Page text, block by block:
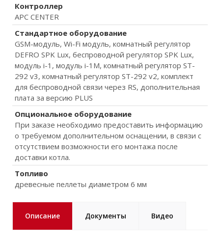
Контроллер
APC CENTER
Стандартное оборудование
GSM-модуль, Wi-Fi модуль, комнатный регулятор
DEFRO SPK Lux, беспроводной регулятор SPK Lux,
модуль i-1, модуль i-1M, комнатный регулятор ST-
292 v3, комнатный регулятор ST-292 v2, комплект
для беспроводной связи через RS, дополнительная
плата за версию PLUS
Опциональное оборудование
При заказе необходимо предоставить информацию
о требуемом дополнительном оснащении, в связи с
отсутствием возможности его монтажа после
доставки котла.
Топливо
древесные пеллеты диаметром 6 мм
Описание Документы Видео